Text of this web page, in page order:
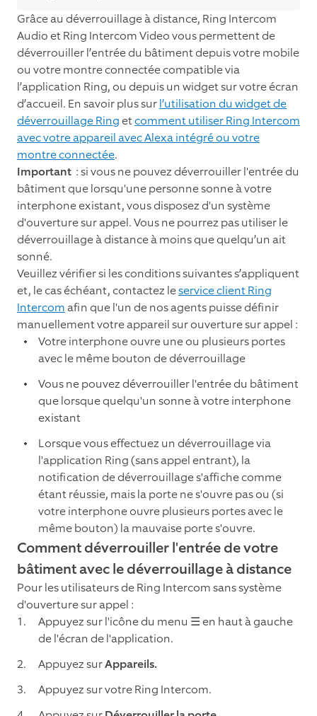
Grâce au déverrouillage à distance, Ring Intercom
Audio et Ring Intercom Video vous permettent de
déverrouiller l’entrée du bâtiment depuis votre mobile
ou votre montre connectée compatible via
l’application Ring, ou depuis un widget sur votre écran
d’accueil. En savoir plus surl’utilisation du widget de
déverrouillage Ringetcomment utiliser Ring Intercom
avec votre appareil avec Alexa intégré ou votre
montre connectée.
Important : si vous ne pouvez déverrouiller l'entrée du
bâtiment que lorsqu'une personne sonne à votre
interphone existant, vous disposez d'un système
d'ouverture sur appel. Vous ne pourrez pas utiliser le
déverrouillage à distance à moins que quelqu’un ait
sonné.
Veuillez vérifier si les conditions suivantes s’appliquent
et, le cas échéant, contactez leservice client Ring
Intercomafin que l'un de nos agents puisse définir
manuellement votre appareil sur ouverture sur appel :
Votre interphone ouvre une ou plusieurs portes
avec le même bouton de déverrouillage
Vous ne pouvez déverrouiller l'entrée du bâtiment
que lorsque quelqu'un sonne à votre interphone
existant
Lorsque vous effectuez un déverrouillage via
l'application Ring (sans appel entrant), la
notification de déverrouillage s'affiche comme
étant réussie, mais la porte ne s'ouvre pas ou (si
votre interphone ouvre plusieurs portes avec le
même bouton) la mauvaise porte s'ouvre.
Comment déverrouiller l'entrée de votre
bâtiment avec le déverrouillage à distance
Pour les utilisateurs de Ring Intercom sans système
d'ouverture sur appel :
Appuyez sur l'icône du menu ☰ en haut à gauche
de l'écran de l'application.
Appuyez surAppareils.
Appuyez sur votre Ring Intercom.